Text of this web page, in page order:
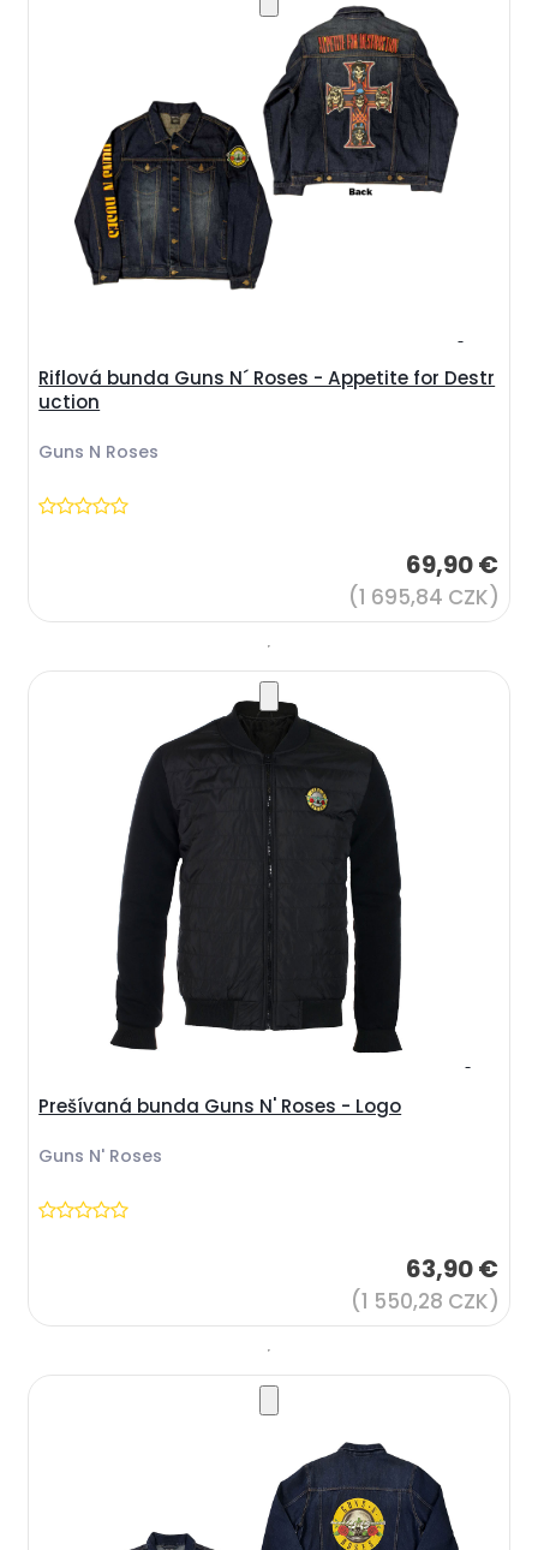
Riflová bunda Guns N´ Roses - Appetite for Destr
uction
Guns N Roses
69,90 €
(1 695,84 CZK)
Prešívaná bunda Guns N' Roses - Logo
Guns N' Roses
63,90 €
(1 550,28 CZK)